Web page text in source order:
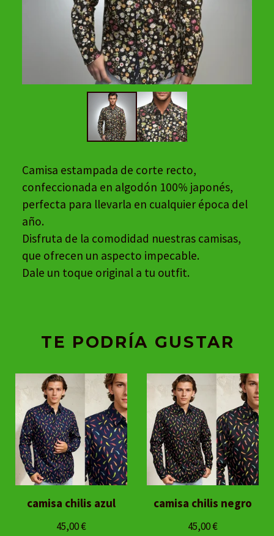
Camisa estampada de corte recto,
confeccionada en algodón 100% japonés,
perfecta para llevarla en cualquier época del
año.
Disfruta de la comodidad nuestras camisas,
que ofrecen un aspecto impecable.
Dale un toque original a tu outfit.
TE PODRÍA GUSTAR
camisa chilis azul
45,00€
camisa chilis negro
45,00€